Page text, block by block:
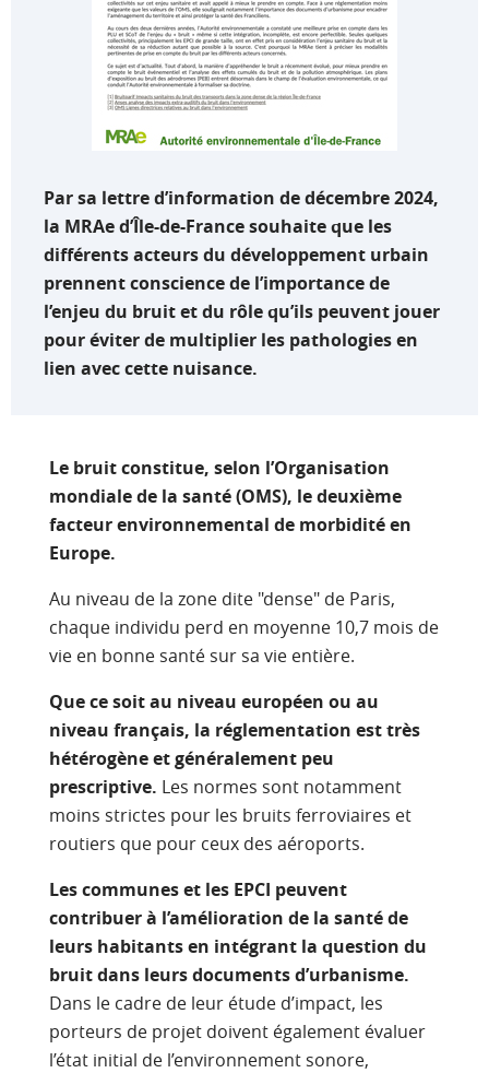
Par sa lettre d’information de décembre 2024,
la MRAe d’Île-de-France souhaite que les
différents acteurs du développement urbain
prennent conscience de l’importance de
l’enjeu du bruit et du rôle qu’ils peuvent jouer
pour éviter de multiplier les pathologies en
lien avec cette nuisance.
Le bruit constitue, selon l’Organisation
mondiale de la santé (OMS), le deuxième
facteur environnemental de morbidité en
Europe.
Au niveau de la zone dite "dense" de Paris,
chaque individu perd en moyenne 10,7 mois de
vie en bonne santé sur sa vie entière.
Que ce soit au niveau européen ou au
niveau français, la réglementation est très
hétérogène et généralement peu
prescriptive. Les normes sont notamment
moins strictes pour les bruits ferroviaires et
routiers que pour ceux des aéroports.
Les communes et les EPCI peuvent
contribuer à l’amélioration de la santé de
leurs habitants en intégrant la question du
bruit dans leurs documents d’urbanisme.
Dans le cadre de leur étude d’impact, les
porteurs de projet doivent également évaluer
l’état initial de l’environnement sonore,